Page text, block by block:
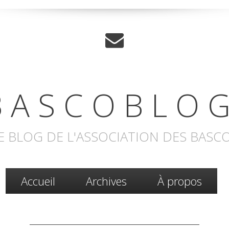
A S C O B L O
BLOG DE L'ASSOCIATION DES
Accueil Archives À propos